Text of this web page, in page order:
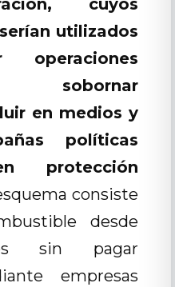
cuyos
utilizados
operaciones
sobornar
en medios y
políticas
protección
consiste
desde
sin pagar
empresas